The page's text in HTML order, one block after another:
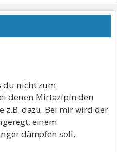
du nicht zum
denen Mirtazipin den
z.B. dazu. Bei mir wird der
einem
dämpfen soll.